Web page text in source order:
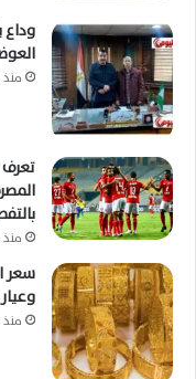
وداع
تعرف
وعيار 21 يقترب من 6000 جنيه